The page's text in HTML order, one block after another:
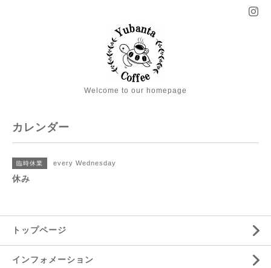
Welcome to our homepage
カレンダー
臨時休業 every Wednesday
休み
トップページ
インフォメーション